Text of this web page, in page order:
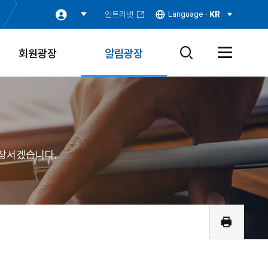
인트라넷 Language · KR
회원광장 알림광장
검
전
서겠습니다.
인
쇄